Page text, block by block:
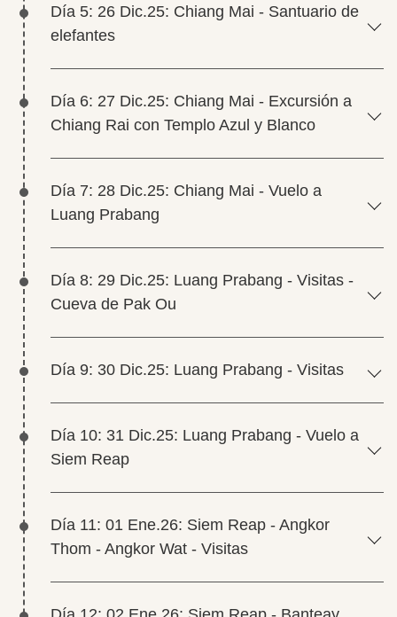
Día 5: 26 Dic.25: Chiang Mai - Santuario de
elefantes
Día 6: 27 Dic.25: Chiang Mai - Excursión a
Chiang Rai con Templo Azul y Blanco
Día 7: 28 Dic.25: Chiang Mai - Vuelo a
Luang Prabang
Día 8: 29 Dic.25: Luang Prabang - Visitas -
Cueva de Pak Ou
Día 9: 30 Dic.25: Luang Prabang - Visitas
Día 10: 31 Dic.25: Luang Prabang - Vuelo a
Siem Reap
Día 11: 01 Ene.26: Siem Reap - Angkor
Thom - Angkor Wat - Visitas